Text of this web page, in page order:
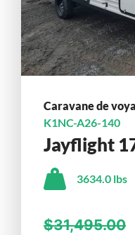
Caravane de
K1NC-A26-140
Jayflight
3634.0 lbs
$31,495.00